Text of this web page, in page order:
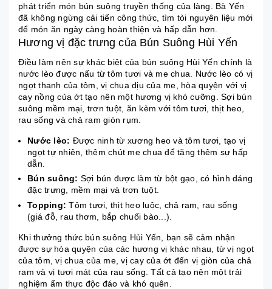
phát triển món bún suông truyền thống của làng. Bà Yến
đã không ngừng cải tiến công thức, tìm tòi nguyên liệu mới
để món ăn ngày càng hoàn thiện và hấp dẫn hơn.
Hương vị đặc trưng của Bún Suông Hùi Yến
Điều làm nên sự khác biệt của bún suông Hùi Yến chính là
nước lèo được nấu từ tôm tươi và me chua. Nước lèo có vị
ngọt thanh của tôm, vị chua dịu của me, hòa quyện với vị
cay nồng của ớt tạo nên một hương vị khó cưỡng. Sợi bún
suông mềm mại, trơn tuột, ăn kèm với tôm tươi, thịt heo,
rau sống và chả ram giòn rụm.
Nước lèo: Được ninh từ xương heo và tôm tươi, tạo vị
ngọt tự nhiên, thêm chút me chua để tăng thêm sự hấp
dẫn.
Bún suông: Sợi bún được làm từ bột gạo, có hình dáng
đặc trưng, mềm mại và trơn tuột.
Topping: Tôm tươi, thịt heo luộc, chả ram, rau sống
(giá đỗ, rau thơm, bắp chuối bào...).
Khi thưởng thức bún suông Hùi Yến, bạn sẽ cảm nhận
được sự hòa quyện của các hương vị khác nhau, từ vị ngọt
của tôm, vị chua của me, vị cay của ớt đến vị giòn của chả
ram và vị tươi mát của rau sống. Tất cả tạo nên một trải
nghiệm ẩm thực độc đáo và khó quên.